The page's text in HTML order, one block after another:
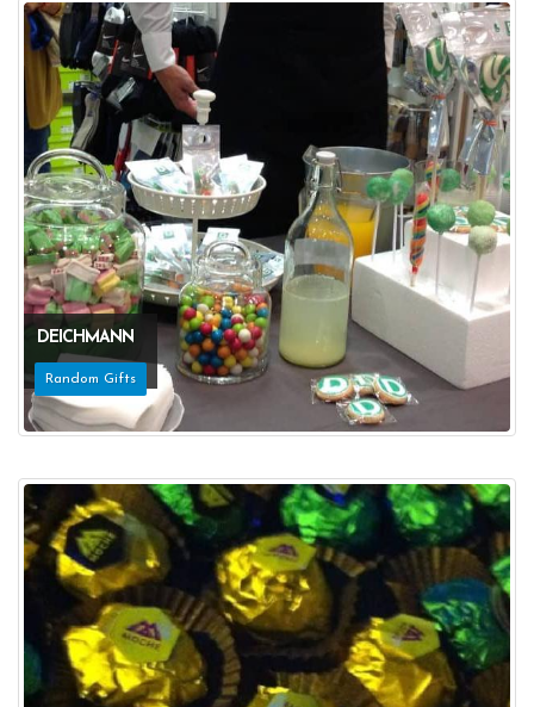
DEICHMANN
Random Gifts